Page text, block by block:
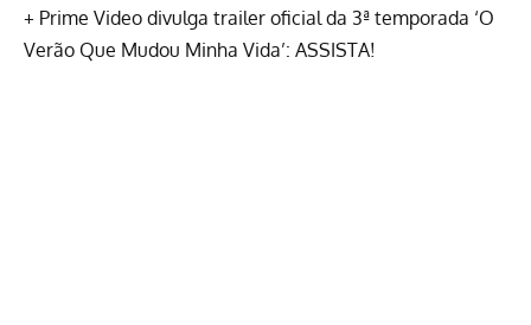
+ Prime Video divulga trailer oficial da 3ª temporada ‘O
Verão Que Mudou Minha Vida’: ASSISTA!